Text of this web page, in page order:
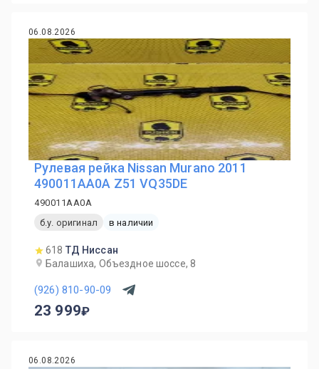
06.08.2026
Рулевая рейка Nissan Murano 2011
490011AA0A Z51 VQ35DE
490011AA0A
б.у. оригинал
в наличии
618 ТД Ниссан
Балашиха, Объездное шоссе, 8
(926) 810-90-09
23 999
06.08.2026